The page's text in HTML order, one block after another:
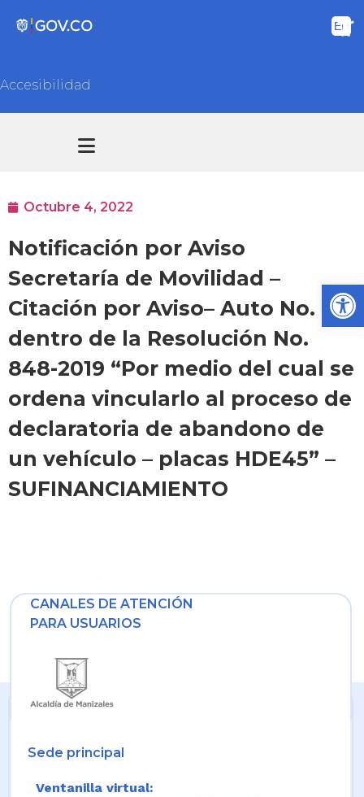
Accesibilidad
Octubre 4, 2022
Notificación por Aviso
Secretaría de Movilidad –
Citación por Aviso– Auto No. 01
dentro de la Resolución No.
848-2019 “Por medio del cual se
ordena vincularlo al proceso de
declaratoria de abandono de
un vehículo – placas HDE45” –
SUFINANCIAMIENTO
CANALES DE ATENCIÓN
PARA USUARIOS
Sede principal
Ventanilla virtual: